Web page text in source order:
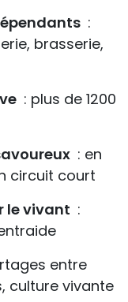
:
brasserie,
: plus de 1200
: en
circuit court
le vivant :
entre
culture vivante